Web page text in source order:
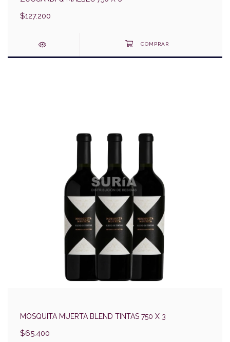
$127.200
MOSQUITA MUERTA BLEND TINTAS 750 X 3
$65.400